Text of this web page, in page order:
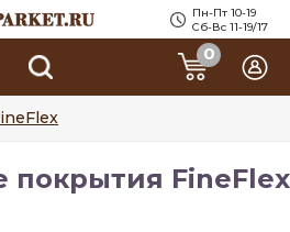
Пн-Пт 10-19
Сб-Вс 11-19/17
0
покрытия FineFlex